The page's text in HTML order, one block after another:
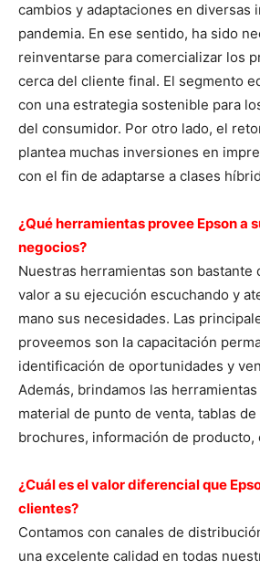
cambios y adaptaciones en diversas
pandemia. En ese sentido, ha sido
reinventarse para comercializar los
cerca del cliente final. El segmento
con una estrategia sostenible para
del consumidor. Por otro lado, el
plantea muchas inversiones en
con el fin de adaptarse a clases
¿Qué herramientas provee Epson a
negocios?
Nuestras herramientas son bastante
valor a su ejecución escuchando y
mano sus necesidades. Las
proveemos son la capacitación
identificación de oportunidades y
Además, brindamos las
material de punto de venta, tablas
brochures, información de producto,
¿Cuál es el valor diferencial que
clientes?
Contamos con canales de
una excelente calidad en todas